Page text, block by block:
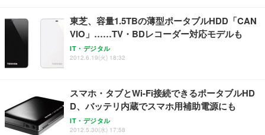
東芝、容量1.5TBの薄型ポータブルHDD「CAN
VIO」……TV・BDレコーダー対応モデルも
IT・デジタル
2012.6.19(火) 18:32
スマホ・タブとWi-Fi接続できるポータブルHD
D、バッテリ内蔵でスマホ用補助電源にも
IT・デジタル
2012.5.30(水) 17:58